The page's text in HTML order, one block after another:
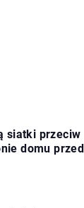
siatki przeciw
domu przed